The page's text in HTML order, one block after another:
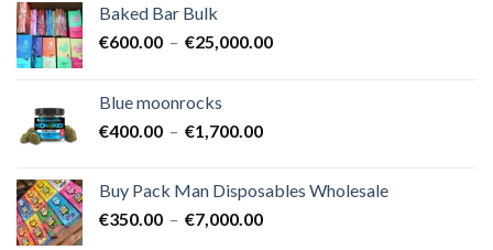
Baked Bar Bulk
€600.00 – €25,000.00Plage
Blue moonrocks
€400.00 – €1,700.00Plage
€400.00
à
Buy Pack Man Disposables Wholesale
€350.00 – €7,000.00Plage